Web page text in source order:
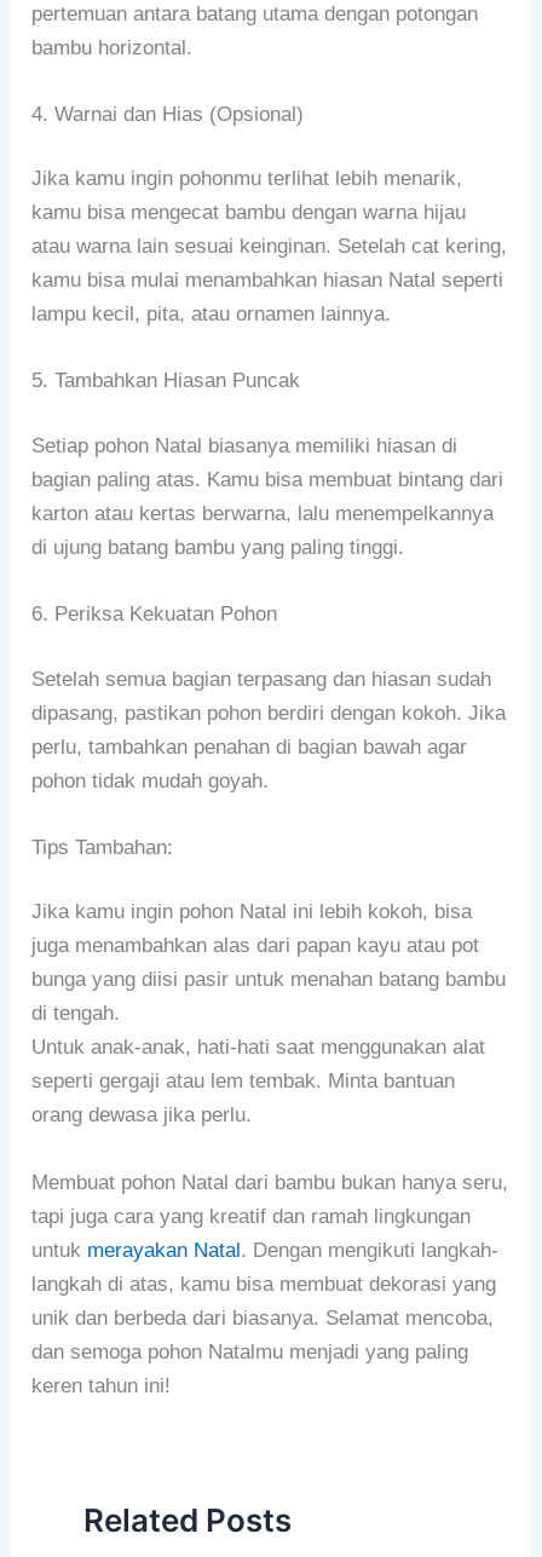
pertemuan antara batang utama dengan potongan
bambu horizontal.
4. Warnai dan Hias (Opsional)
Jika kamu ingin pohonmu terlihat lebih menarik,
kamu bisa mengecat bambu dengan warna hijau
atau warna lain sesuai keinginan. Setelah cat kering,
kamu bisa mulai menambahkan hiasan Natal seperti
lampu kecil, pita, atau ornamen lainnya.
5. Tambahkan Hiasan Puncak
Setiap pohon Natal biasanya memiliki hiasan di
bagian paling atas. Kamu bisa membuat bintang dari
karton atau kertas berwarna, lalu menempelkannya
di ujung batang bambu yang paling tinggi.
6. Periksa Kekuatan Pohon
Setelah semua bagian terpasang dan hiasan sudah
dipasang, pastikan pohon berdiri dengan kokoh. Jika
perlu, tambahkan penahan di bagian bawah agar
pohon tidak mudah goyah.
Tips Tambahan:
Jika kamu ingin pohon Natal ini lebih kokoh, bisa
juga menambahkan alas dari papan kayu atau pot
bunga yang diisi pasir untuk menahan batang bambu
di tengah.
Untuk anak-anak, hati-hati saat menggunakan alat
seperti gergaji atau lem tembak. Minta bantuan
orang dewasa jika perlu.
Membuat pohon Natal dari bambu bukan hanya seru,
tapi juga cara yang kreatif dan ramah lingkungan
untuk merayakan Natal. Dengan mengikuti langkah-
langkah di atas, kamu bisa membuat dekorasi yang
unik dan berbeda dari biasanya. Selamat mencoba,
dan semoga pohon Natalmu menjadi yang paling
keren tahun ini!
Related Posts